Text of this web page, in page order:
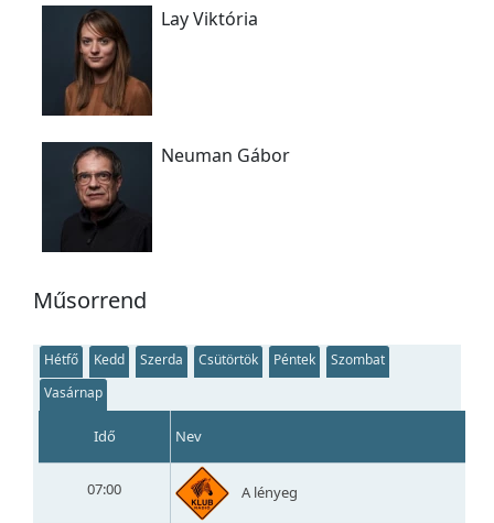
Lay Viktória
Neuman Gábor
Műsorrend
Hétfő Kedd Szerda Csütörtök Péntek
Szombat
Vasárnap
Idő Nev
07:00 A lényeg